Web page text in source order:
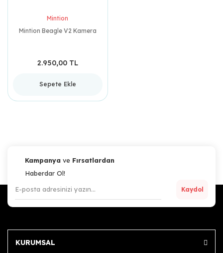
Mintion
Mintion Beagle V2 Kamera
2.950,00 TL
Sepete Ekle
Kampanya ve Fırsatlardan
Haberdar Ol!
Kaydol
KURUMSAL